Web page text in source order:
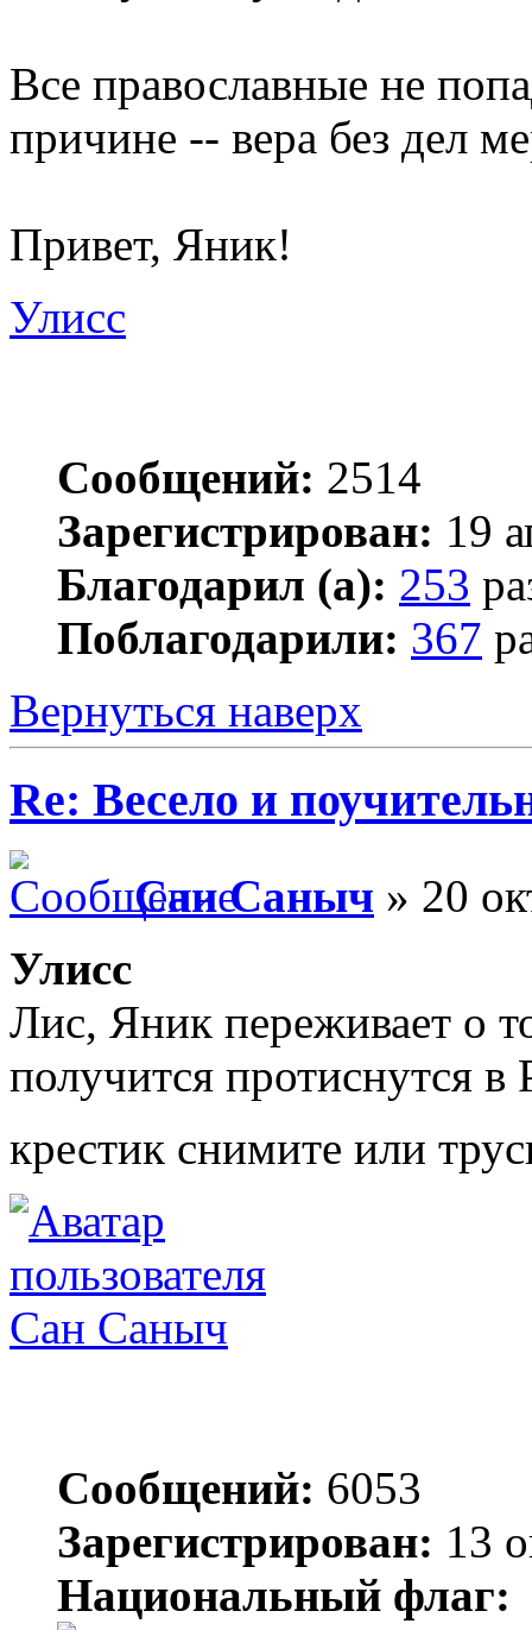
Все православные не
причине -- вера без дел
Привет, Яник!
Улисс
Сообщений: 2514
Зарегистрирован: 19
Благодарил (а): 253
Поблагодарили: 367
Вернуться наверх
Re: Весело и
Сан Саныч » 20
Улисс
Лис, Яник переживает о
получится протиснутся
крестик снимите или
Сан Саныч
Сообщений: 6053
Зарегистрирован: 13
Национальный флаг: